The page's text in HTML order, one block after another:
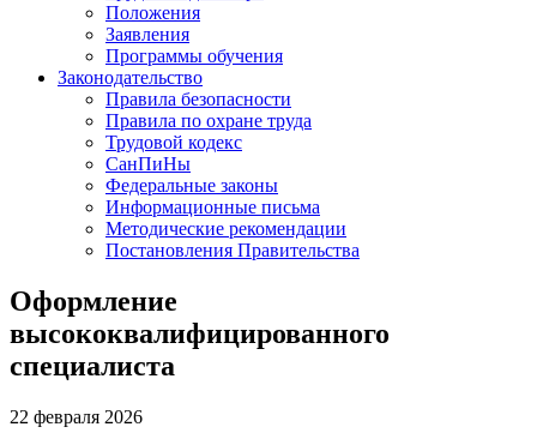
Положения
Заявления
Программы обучения
Законодательство
Правила безопасности
Правила по охране труда
Трудовой кодекс
СанПиНы
Федеральные законы
Информационные письма
Методические рекомендации
Постановления Правительства
Оформление
высококвалифицированного
специалиста
22 февраля 2026